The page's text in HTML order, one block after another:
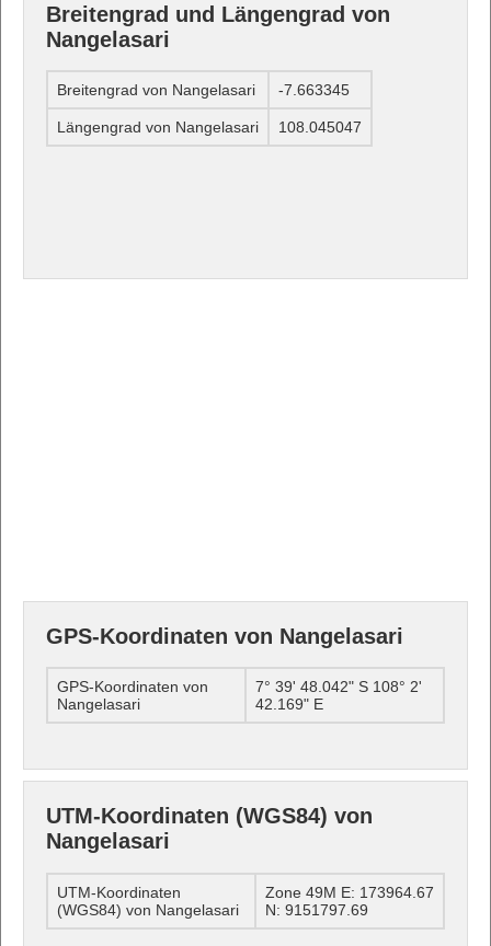
Breitengrad und Längengrad von
Nangelasari
Breitengrad von Nangelasari -7.663345
Längengrad von Nangelasari 108.045047
GPS-Koordinaten von Nangelasari
GPS-Koordinaten von
Nangelasari
7° 39' 48.042" S 108° 2'
42.169" E
UTM-Koordinaten (WGS84) von
Nangelasari
UTM-Koordinaten
(WGS84) von Nangelasari
Zone 49M E: 173964.67
N: 9151797.69